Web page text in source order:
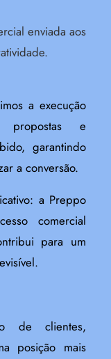
enviada aos
a execução
e
garantindo
a conversão.
a Preppo
comercial
para um
de clientes,
posição mais